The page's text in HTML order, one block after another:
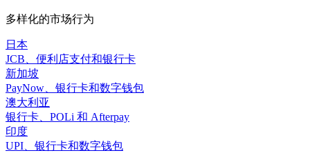
多样化的市场行为
日本
JCB、便利店支付和银行卡
新加坡
PayNow、银行卡和数字钱包
澳大利亚
银行卡、POLi 和 Afterpay
印度
UPI、银行卡和数字钱包